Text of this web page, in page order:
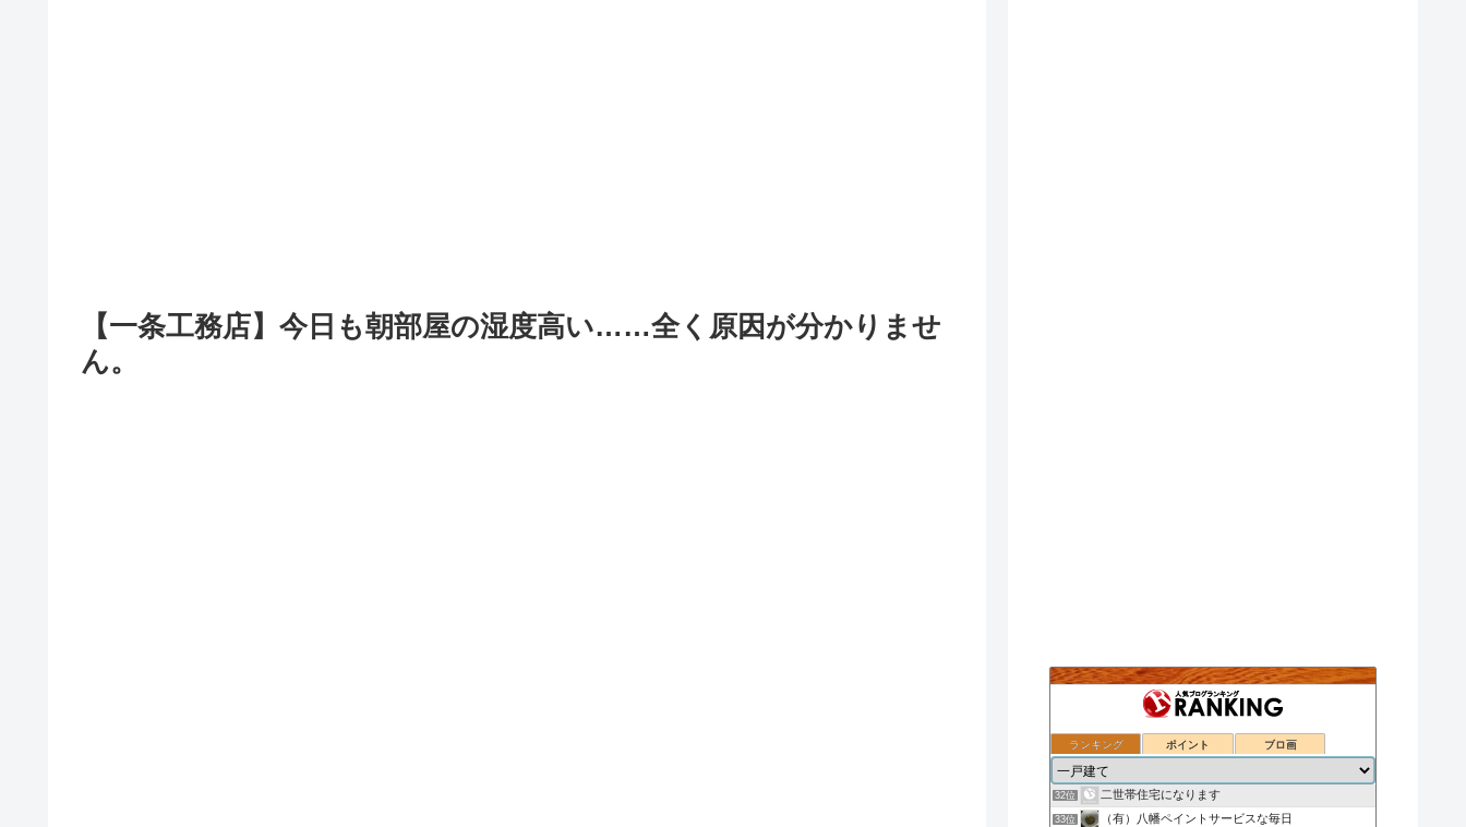
【一条工務店】今日も朝部屋の湿度高い……全く原因が分かりませ
ん。
ランキング ポイント ブロ画
30位 いえのつくりかた。
31位 こきりんの森〜住友林業で家づくり〜
32位 二世帯住宅になります
33位 （有）八幡ペイントサービスな毎日